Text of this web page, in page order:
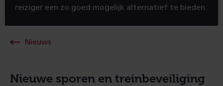
reiziger een zo goed mogelijk alternatief te bieden.
Nieuws
Nieuwe sporen en treinbeveiliging